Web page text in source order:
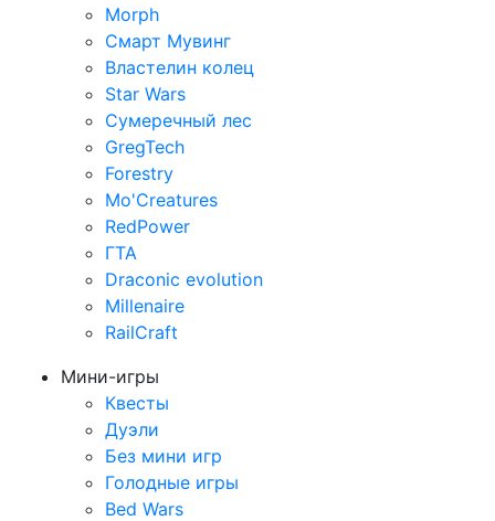
Morph
Смарт Мувинг
Властелин колец
Star Wars
Сумеречный лес
GregTech
Forestry
Mo'Creatures
RedPower
ГТА
Draconic evolution
Millenaire
RailCraft
Мини-игры
Квесты
Дуэли
Без мини игр
Голодные игры
Bed Wars